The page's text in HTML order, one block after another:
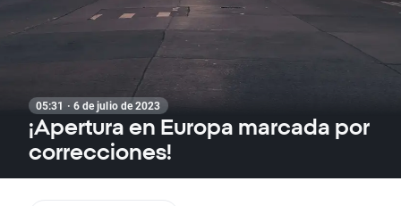
05:31 · 6 de julio de 2023
¡Apertura en Europa marcada por
correcciones!